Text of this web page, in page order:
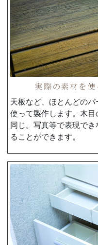
実際の素材を
天板など、ほとんどの
使って製作します。木目
同じ。写真等で表現で
ることができます。